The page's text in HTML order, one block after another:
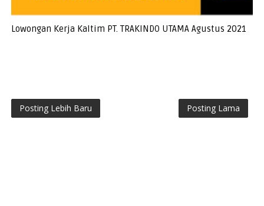
Lowongan Kerja Kaltim PT. TRAKINDO UTAMA Agustus 2021
Posting Lebih Baru Posting Lama